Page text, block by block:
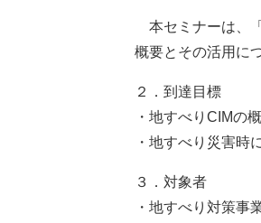
本セミナーは、
概要とその活用に
２．到達目標
・地すべりCIMの
・地すべり災害時
３．対象者
・地すべり対策